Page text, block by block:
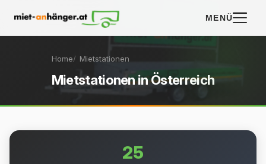
MENÜ
Home Mietstationen
Mietstationen in Österreich
25